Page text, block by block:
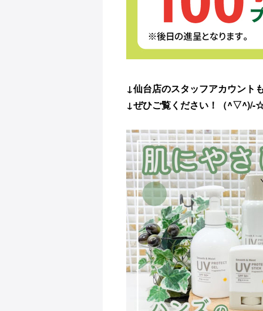
↓仙台店のスタッフアカウント
↓ぜひご覧ください！（^▽^)/-